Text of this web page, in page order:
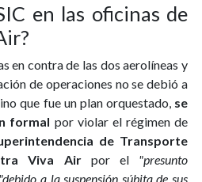
en las oficinas de
en contra de las dos aerolíneas y
de operaciones no se debió a
que fue un plan orquestado, se
formal por violar el régimen de
de Transporte
Viva Airpor el"presunto
"debido a la suspensión súbita de sus